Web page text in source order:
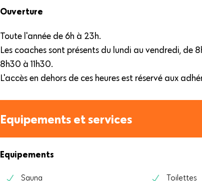
Ouverture
Toute l'année de 6h à 23h.
Les coaches sont présents du lundi au vendredi, de
8h30 à 11h30.
L'accès en dehors de ces heures est réservé aux
Equipements et services
Equipements
Sauna
Toilettes